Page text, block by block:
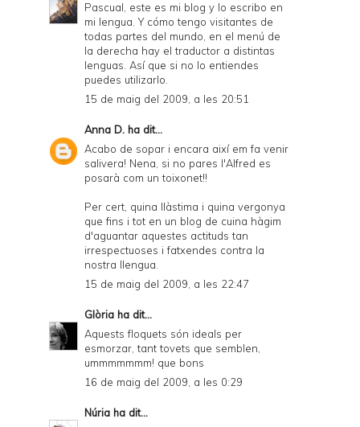
Pascual, este es mi blog y lo escribo en
mi lengua. Y cómo tengo visitantes de
todas partes del mundo, en el menú de
la derecha hay el traductor a distintas
lenguas. Así que si no lo entiendes
puedes utilizarlo.
15 de maig del 2009, a les 20:51
Anna D. ha dit...
Acabo de sopar i encara així em fa venir
salivera! Nena, si no pares l'Alfred es
posarà com un toixonet!!
Per cert, quina llàstima i quina vergonya
que fins i tot en un blog de cuina hàgim
d'aguantar aquestes actituds tan
irrespectuoses i fatxendes contra la
nostra llengua.
15 de maig del 2009, a les 22:47
Glòria ha dit...
Aquests floquets són ideals per
esmorzar, tant tovets que semblen,
ummmmmmm! que bons
16 de maig del 2009, a les 0:29
Núria ha dit...